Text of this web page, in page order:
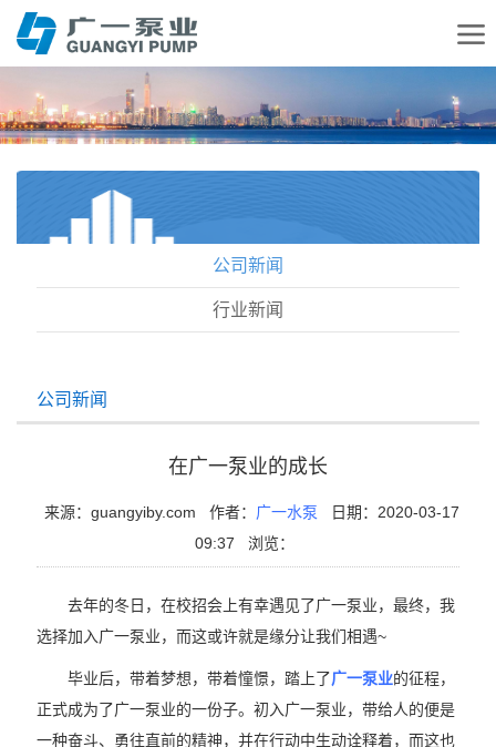
公司新闻
行业新闻
公司新闻
在广一泵业的成长
来源：guangyiby.com 作者： 广一水泵
日期：2020-03-17
09:37
浏览：
去年的冬日，在校招会上有幸遇见了广一泵业，最终，我
选择加入广一泵业，而这或许就是缘分让我们相遇~
毕业后，带着梦想，带着憧憬，踏上了广一泵业的征程，
正式成为了广一泵业的一份子。初入广一泵业，带给人的便是
一种奋斗、勇往直前的精神，并在行动中生动诠释着，而这也